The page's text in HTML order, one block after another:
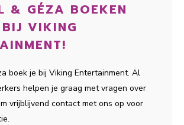
& GÉZA BOEKEN
VIKING
boek je bij Viking Entertainment. Al
helpen je graag met vragen over
vrijblijvend contact met ons op voor